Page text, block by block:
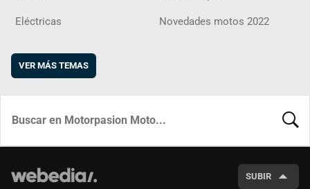
Eléctricas Novedades motos 2022
VER MÁS TEMAS
SUBIR